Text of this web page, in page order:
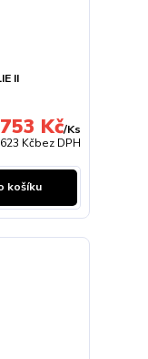
II
753 Kč/Ks
623 Kčbez DPH
košíku